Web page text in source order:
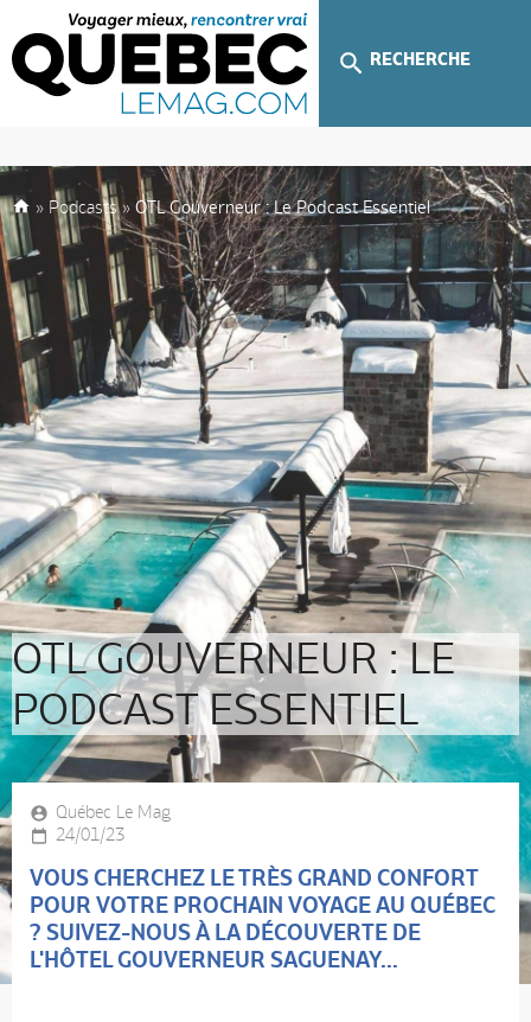
RECHERCHE
» Podcasts» OTL Gouverneur : Le Podcast Essentiel
OTL GOUVERNEUR : LE
PODCAST ESSENTIEL
Québec Le Mag
24/01/23
VOUS CHERCHEZ LE TRÈS GRAND CONFORT
POUR VOTRE PROCHAIN VOYAGE AU QUÉBEC
? SUIVEZ-NOUS À LA DÉCOUVERTE DE
L'HÔTEL GOUVERNEUR SAGUENAY...